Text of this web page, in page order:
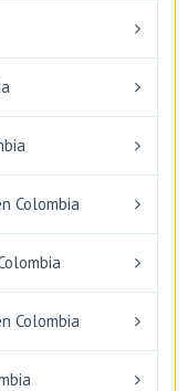
Colombia
Colombia